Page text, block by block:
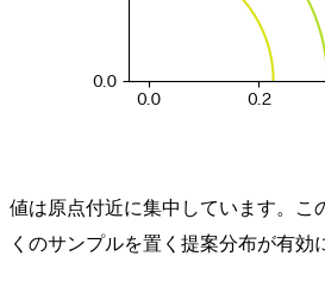
値は原点付近に集中しています。こ
くのサンプルを置く提案分布が有効